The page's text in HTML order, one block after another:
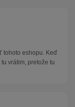
tohoto eshopu. Keď
vrátim, pretože tu